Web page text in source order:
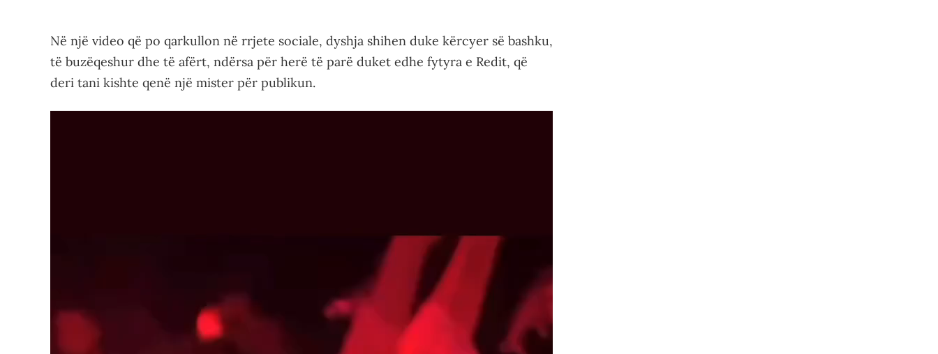
Në një video që po qarkullon në rrjete sociale, dyshja shihen duke kërcyer së bashku,
të buzëqeshur dhe të afërt, ndërsa për herë të parë duket edhe fytyra e Redit, që
deri tani kishte qenë një mister për publikun.